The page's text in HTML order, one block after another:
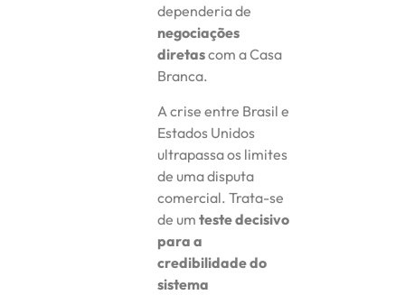
dependeria de
negociações
diretascom a Casa
Branca.
A crise entre Brasil e
Estados Unidos
ultrapassa os limites
de uma disputa
comercial. Trata-se
de umteste decisivo
para a
credibilidade do
sistema